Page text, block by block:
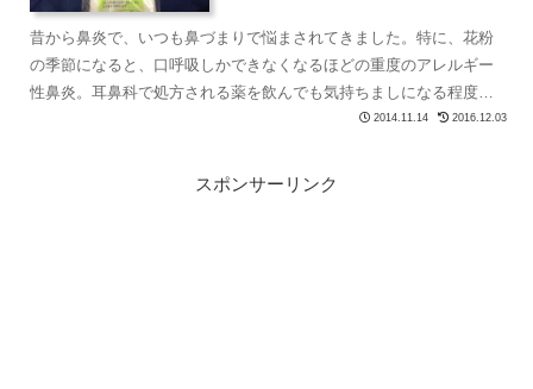
昔から鼻炎で、いつも鼻づまりで悩まされてきました。特に、花粉
の季節になると、口呼吸しかできなくなるほどの重度のアレルギー
性鼻炎。耳鼻科で処方される薬を飲んでも気持ちましになる程度。
そんな私の悩みを知って心配してくれる実家の両親や親戚から、
2014.11.14 2016.12.03
スポンサーリンク